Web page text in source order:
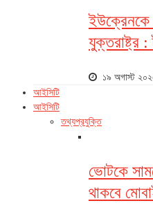
ইউক্রেনকে
যুক্তরাষ্ট্র :
১৯ অগাস্ট
আইসিটি
আইসিটি
তথ্যপ্রযুক্তি
ভোটকে
থাকবে